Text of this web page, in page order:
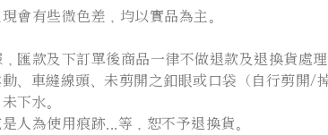
會有些微色差，均以實品為主。
匯款及下訂單後商品一律不做退款及退換貨處
、車縫線頭、未剪開之釦眼或口袋（自行剪開
下水。
人為使用痕跡...等，恕不予退換貨。